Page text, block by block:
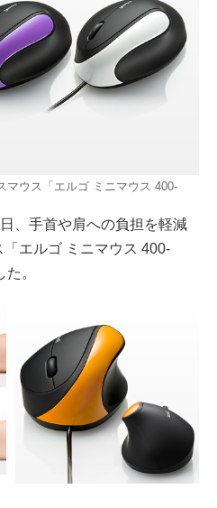
マウス「エルゴ ミニマウス 400-
、手首や肩への負担を軽減
エルゴ ミニマウス 400-
。